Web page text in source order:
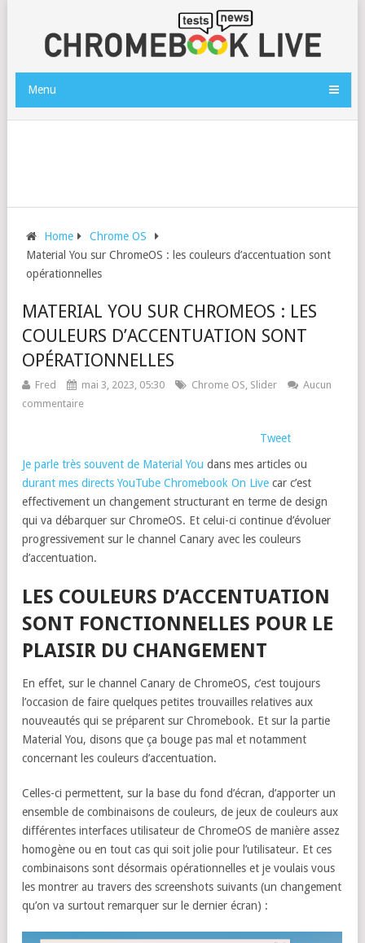
Menu
Home
Chrome OS
Material You sur ChromeOS : les couleurs d’accentuation sont
opérationnelles
MATERIAL YOU SUR CHROMEOS : LES
COULEURS D’ACCENTUATION SONT
OPÉRATIONNELLES
Fred mai 3, 2023, 05:30 Chrome OS, Slider
Aucun
commentaire
Tweet
Je parle très souvent de Material You dans mes articles ou
durant mes directs YouTube Chromebook On Live car c’est
effectivement un changement structurant en terme de design
qui va débarquer sur ChromeOS. Et celui-ci continue d’évoluer
progressivement sur le channel Canary avec les couleurs
d’accentuation.
LES COULEURS D’ACCENTUATION
SONT FONCTIONNELLES POUR LE
PLAISIR DU CHANGEMENT
En effet, sur le channel Canary de ChromeOS, c’est toujours
l’occasion de faire quelques petites trouvailles relatives aux
nouveautés qui se préparent sur Chromebook. Et sur la partie
Material You, disons que ça bouge pas mal et notamment
concernant les couleurs d’accentuation.
Celles-ci permettent, sur la base du fond d’écran, d’apporter un
ensemble de combinaisons de couleurs, de jeux de couleurs aux
différentes interfaces utilisateur de ChromeOS de manière assez
homogène ou en tout cas qui soit jolie pour l’utilisateur. Et ces
combinaisons sont désormais opérationnelles et je voulais vous
les montrer au travers des screenshots suivants (un changement
qu’on va surtout remarquer sur le dernier écran) :